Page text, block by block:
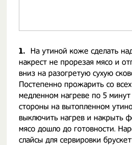
1.
На утиной коже сделать
накрест не прорезая мясо и
вниз на разогретую сухую
Постепенно прожарить со
медленном нагреве по 5
стороны на вытопленном
выключить нагрев и накрыть
мясо дошло до готовности.
слайсы для сервировки